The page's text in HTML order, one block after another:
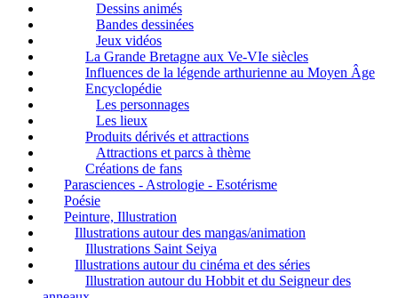
Dessins animés
Bandes dessinées
Jeux vidéos
La Grande Bretagne aux Ve-VIe siècles
Influences de la légende arthurienne au Moyen Âge
Encyclopédie
Les personnages
Les lieux
Produits dérivés et attractions
Attractions et parcs à thème
Créations de fans
Parasciences - Astrologie - Esotérisme
Poésie
Peinture, Illustration
Illustrations autour des mangas/animation
Illustrations Saint Seiya
Illustrations autour du cinéma et des séries
Illustration autour du Hobbit et du Seigneur des